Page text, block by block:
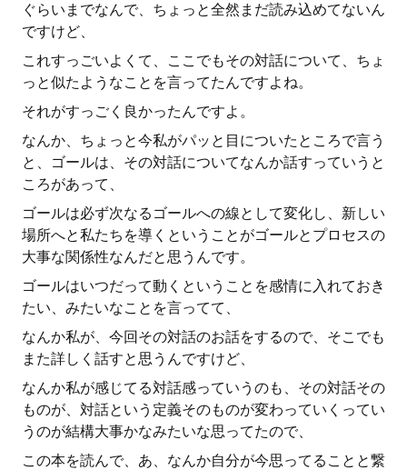
ぐらいまでなんで、ちょっと全然まだ読み込めてないん
ですけど、
これすっごいよくて、ここでもその対話について、ちょ
っと似たようなことを言ってたんですよね。
それがすっごく良かったんですよ。
なんか、ちょっと今私がパッと目についたところで言う
と、ゴールは、その対話についてなんか話すっていうと
ころがあって、
ゴールは必ず次なるゴールへの線として変化し、新しい
場所へと私たちを導くということがゴールとプロセスの
大事な関係性なんだと思うんです。
ゴールはいつだって動くということを感情に入れておき
たい、みたいなことを言ってて、
なんか私が、今回その対話のお話をするので、そこでも
また詳しく話すと思うんですけど、
なんか私が感じてる対話感っていうのも、その対話その
ものが、対話という定義そのものが変わっていくってい
うのが結構大事かなみたいな思ってたので、
この本を読んで、あ、なんか自分が今思ってることと繋